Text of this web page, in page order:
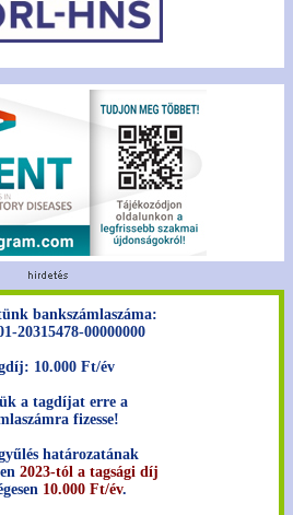
bankszámlaszáma:
20315478-00000000
10.000 Ft/év
a tagdíjat erre a
fizesse!
határozatának
2023-tól a tagsági díj
10.000 Ft/év.